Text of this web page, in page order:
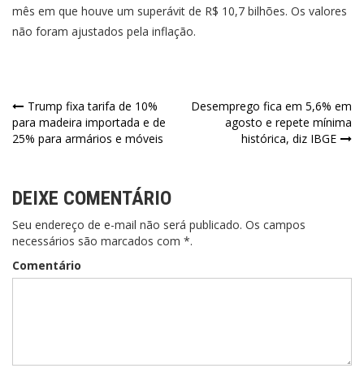
mês em que houve um superávit de R$ 10,7 bilhões. Os valores
não foram ajustados pela inflação.
Navegação
de
Trump fixa tarifa de 10%
para madeira importada e de
25% para armários e móveis
Desemprego fica em 5,6% em
agosto e repete mínima
histórica, diz IBGE
DEIXE COMENTÁRIO
Seu endereço de e-mail não será publicado. Os campos
necessários são marcados com *.
Comentário